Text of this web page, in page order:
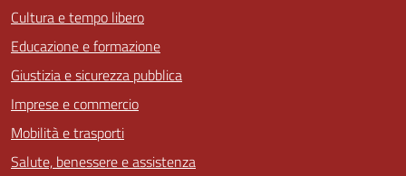
Cultura e tempo libero
Educazione e formazione
Giustizia e sicurezza pubblica
Imprese e commercio
Mobilità e trasporti
Salute, benessere e assistenza